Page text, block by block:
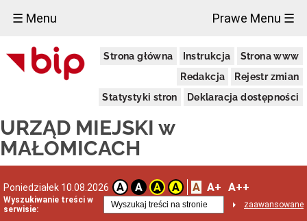
☰ Menu Prawe Menu ☰
Strona główna Instrukcja
Strona www
Redakcja
Rejestr zmian
Statystyki stron
Deklaracja dostępności
URZĄD MIEJSKI w
MAŁOMICACH
Poniedziałek 10.08.2026 A A A A A A+ A++
Wyszukiwanie treści w
serwisie:
zaawansowane
Urząd
Miejski
Ochrona
adresowe
Dostępność
-
i
godziny
otwarcia
×